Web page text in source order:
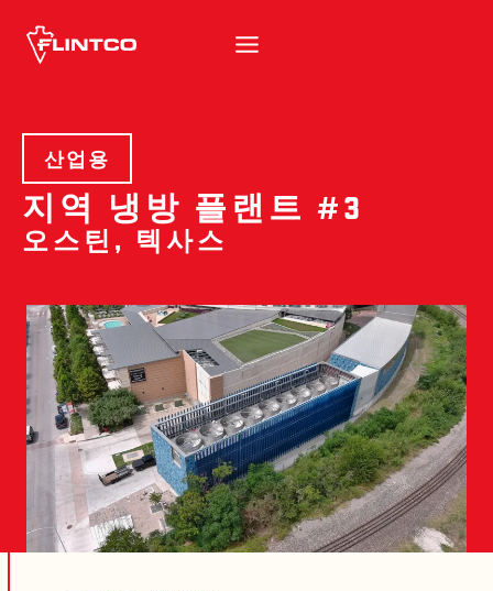
산업용
지역 냉방 플랜트 #3
오스틴, 텍사스